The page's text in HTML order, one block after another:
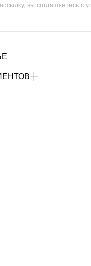
вы соглашаетесь с